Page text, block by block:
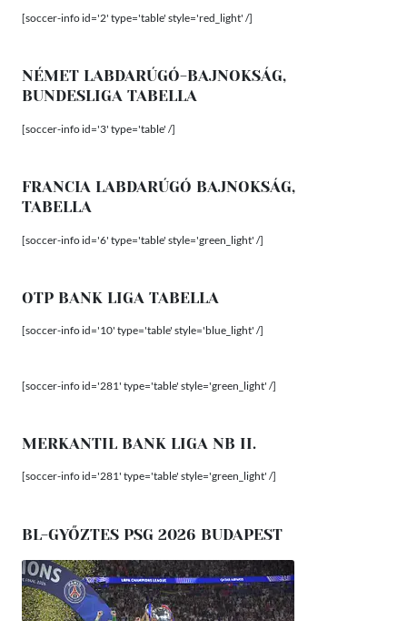
[soccer-info id='2' type='table' style='red_light' /]
NÉMET LABDARÚGÓ-BAJNOKSÁG,
BUNDESLIGA TABELLA
[soccer-info id='3' type='table' /]
FRANCIA LABDARÚGÓ BAJNOKSÁG,
TABELLA
[soccer-info id='6' type='table' style='green_light' /]
OTP BANK LIGA TABELLA
[soccer-info id='10' type='table' style='blue_light' /]
[soccer-info id='281' type='table' style='green_light' /]
MERKANTIL BANK LIGA NB II.
[soccer-info id='281' type='table' style='green_light' /]
BL-GYŐZTES PSG 2026 BUDAPEST